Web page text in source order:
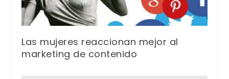
Las mujeres reaccionan mejor al
marketing de contenido